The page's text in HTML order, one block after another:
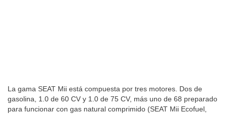
La gama SEAT Mii está compuesta por tres motores. Dos de
gasolina, 1.0 de 60 CV y 1.0 de 75 CV, más uno de 68 preparado
para funcionar con gas natural comprimido (SEAT Mii Ecofuel,